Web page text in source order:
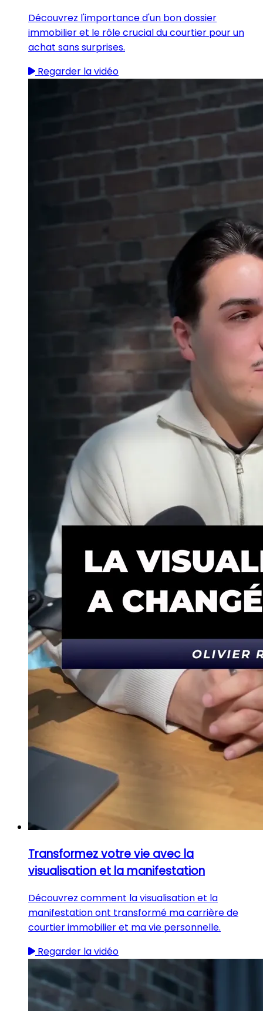
Découvrez l'importance d'un bon dossier
immobilier et le rôle crucial du courtier pour un
achat sans surprises.
Regarder la vidéo
Transformez votre vie avec la
visualisation et la manifestation
Découvrez comment la visualisation et la
manifestation ont transformé ma carrière de
courtier immobilier et ma vie personnelle.
Regarder la vidéo